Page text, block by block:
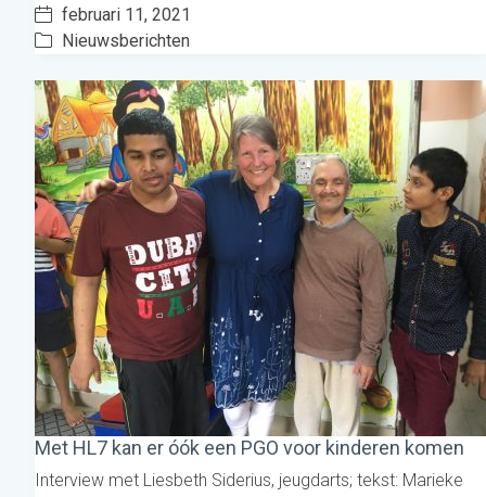
februari 11, 2021
Nieuwsberichten
Met HL7 kan er óók een PGO voor kinderen komen
Interview met Liesbeth Siderius, jeugdarts; tekst: Marieke